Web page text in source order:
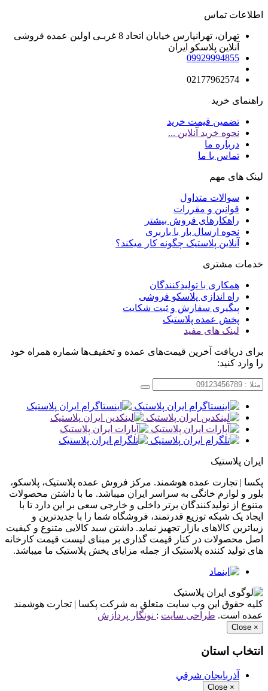
اطلاعات تماس
تهران، تهرانپارس خیابان اتحاد 8 غربـی اولین عمده فروشی
آنلاین پلاسکو ایران
09929994855
02177962574
راهنمای خرید
تضمین قیمت خرید
نحوه خرید آنلاین ...
درباره ما
تماس با ما
لینک های مهم
سوالات متداول
قوانین و مقررات
راهکارهای فروش بیشتر
نحوه ارسال بار با باربری
آنلاین پلاستیک چگونه کار میکند؟
خدمات مشتری
همکاری با تولیدکنندگان
راه اندازی پلاسکو فروشی
پیگیری سفارش و ثبت شکایت
پخش عمده پلاستیک
لینک های مفید
برای دریافت آخرین قیمت‌های عمده و تخفیف‌ها شماره همراه خود
را وارد کنید:
ایران پلاستیک
پکسا | تجارت عمده هوشمند. مرکز فروش عمده پلاستیک، پلاسکو،
بلور و لوازم خانگی به سراسر ایران میباشد. ما با داشتن محصولات
متنوع از تولیدکنندگان برتر داخلی و خارجی سعی بر این دارد تا با
ایجاد یک شبکه توزیع قدرتمند، فروشگاه شما را با جدیدترین و
زیباترین کالاهای بازار تجهیز نماید. داشتن سبد کالایی متنوع و کیفیت
اصل محصولات در کنار قیمت گذاری بر مبنای لیست قیمت کارخانه
های تولید کننده پلاستیک از جمله مزایای پخش پلاستیک ما میباشد.
کلیه حقوق این وب سایت متعلق به شرکت پکسا | تجارت هوشمند
عمده است. طراحی سایت : نونگار پردازش
×
Close
انتخاب استان
آذربايجان شرقي
×
Close